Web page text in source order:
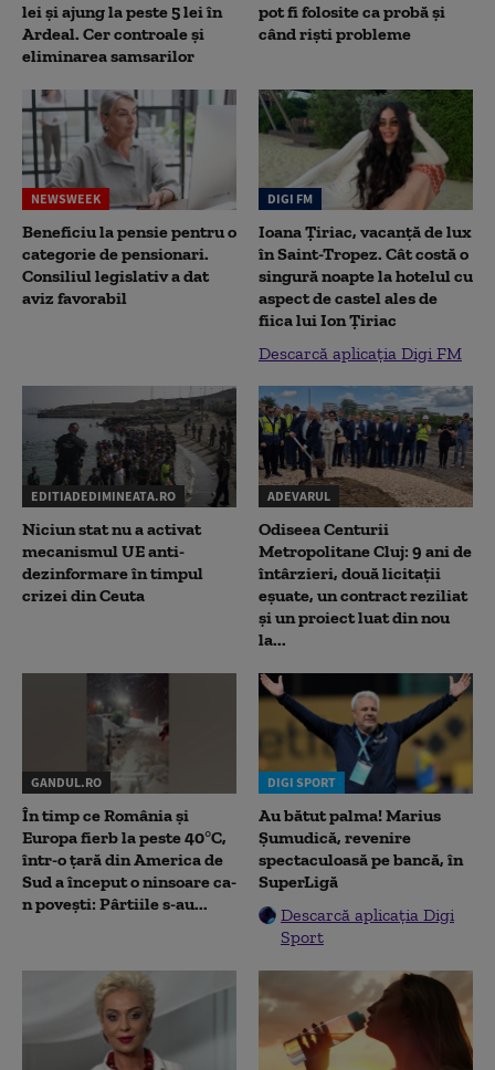
lei și ajung la peste 5 lei în
Ardeal. Cer controale și
eliminarea samsarilor
pot fi folosite ca probă și
când riști probleme
NEWSWEEK
Beneficiu la pensie pentru o
categorie de pensionari.
Consiliul legislativ a dat
aviz favorabil
DIGI FM
Ioana Țiriac, vacanță de lux
în Saint-Tropez. Cât costă o
singură noapte la hotelul cu
aspect de castel ales de
fiica lui Ion Țiriac
Descarcă aplicația Digi FM
EDITIADEDIMINEATA.RO
Niciun stat nu a activat
mecanismul UE anti-
dezinformare în timpul
crizei din Ceuta
ADEVARUL
Odiseea Centurii
Metropolitane Cluj: 9 ani de
întârzieri, două licitații
eșuate, un contract reziliat
și un proiect luat din nou
la...
GANDUL.RO
În timp ce România și
Europa fierb la peste 40°C,
într-o țară din America de
Sud a început o ninsoare ca-
n povești: Pârtiile s-au...
DIGI SPORT
Au bătut palma! Marius
Șumudică, revenire
spectaculoasă pe bancă, în
SuperLigă
Descarcă aplicația Digi
Sport